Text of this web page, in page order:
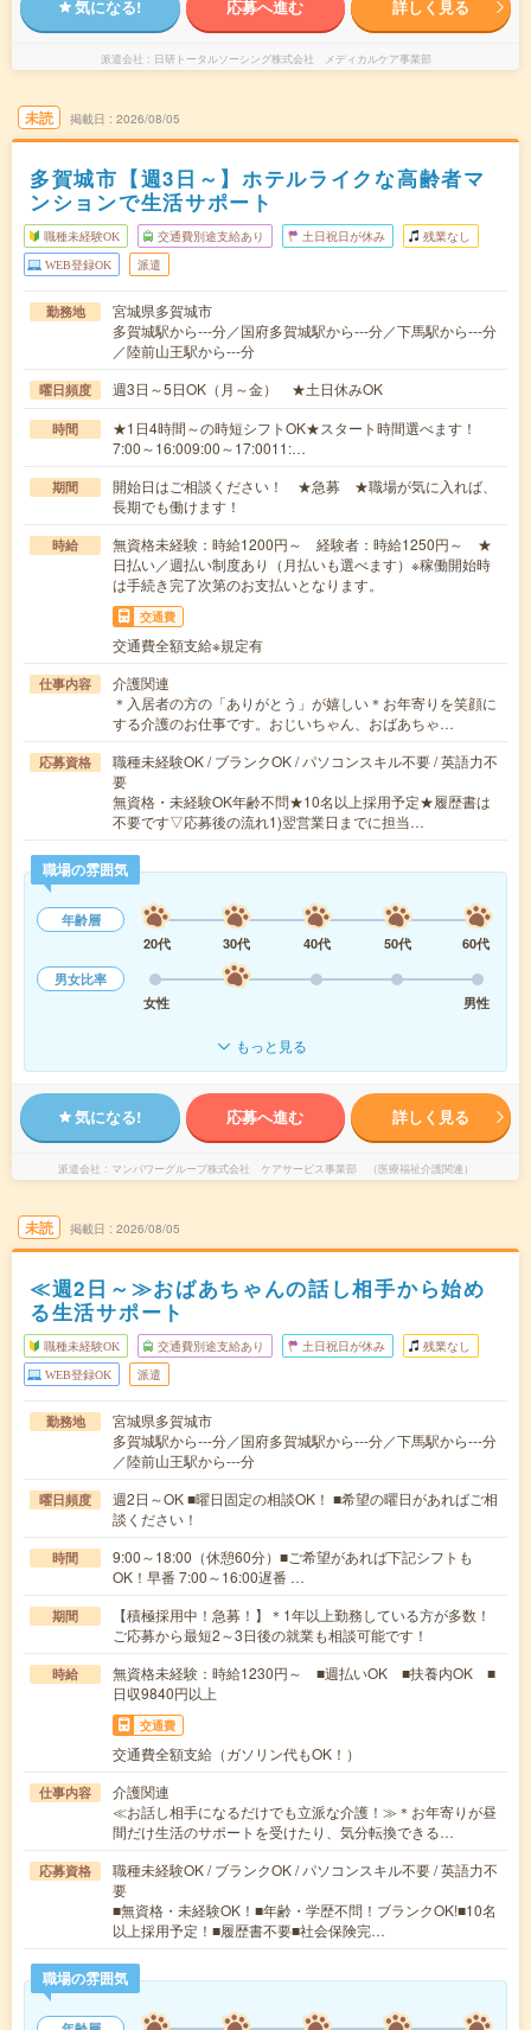
気になる! 応募へ進む 詳しく見る
派遣会社 日研トータルソーシング株式会社 メディカルケア事業部
未読 掲載日 2026/08/05
多賀城市【週3日～】ホテルライクな高齢者マ
ンションで生活サポート
職種未経験OK 交通費別途支給あり 土日祝日が休み 残業なし
WEB登録OK 派遣
勤務地
宮城県多賀城市
多賀城駅から---分／国府多賀城駅から---分／下馬駅から---分
／陸前山王駅から---分
曜日頻度 週3日～5日OK（月～金） ★土日休みOK
時間
★1日4時間～の時短シフトOK★スタート時間選べます！
7:00～16:009:00～17:0011:…
期間
開始日はご相談ください！ ★急募 ★職場が気に入れば、
長期でも働けます！
時給
無資格未経験：時給1200円～ 経験者：時給1250円～ ★
日払い／週払い制度あり（月払いも選べます）※稼働開始時
は手続き完了次第のお支払いとなります。
交通費
交通費全額支給※規定有
仕事内容
介護関連
＊入居者の方の「ありがとう」が嬉しい＊お年寄りを笑顔に
する介護のお仕事です。おじいちゃん、おばあちゃ…
応募資格
職種未経験OK / ブランクOK / パソコンスキル不要 / 英語力不
要
無資格・未経験OK年齢不問★10名以上採用予定★履歴書は
不要です▽応募後の流れ1)翌営業日までに担当…
職場の雰囲気
年齢層
20代
30代 40代 50代
60代
男女比率
女性
男性
もっと見る
気になる! 応募へ進む 詳しく見る
派遣会社 マンパワーグループ株式会社 ケアサービス事業部 （医療福祉介護関連）
未読 掲載日 2026/08/05
≪週2日～≫おばあちゃんの話し相手から始め
る生活サポート
職種未経験OK 交通費別途支給あり 土日祝日が休み 残業なし
WEB登録OK 派遣
勤務地
宮城県多賀城市
多賀城駅から---分／国府多賀城駅から---分／下馬駅から---分
／陸前山王駅から---分
曜日頻度
週2日～OK ■曜日固定の相談OK！ ■希望の曜日があればご相
談ください！
時間
9:00～18:00（休憩60分）■ご希望があれば下記シフトも
OK！早番 7:00～16:00遅番 …
期間
【積極採用中！急募！】＊1年以上勤務している方が多数！
ご応募から最短2～3日後の就業も相談可能です！
時給
無資格未経験：時給1230円～ ■週払いOK ■扶養内OK ■
日収9840円以上
交通費
交通費全額支給（ガソリン代もOK！）
仕事内容
介護関連
≪お話し相手になるだけでも立派な介護！≫＊お年寄りが昼
間だけ生活のサポートを受けたり、気分転換できる…
応募資格
職種未経験OK / ブランクOK / パソコンスキル不要 / 英語力不
要
■無資格・未経験OK！■年齢・学歴不問！ブランクOK!■10名
以上採用予定！■履歴書不要■社会保険完…
職場の雰囲気